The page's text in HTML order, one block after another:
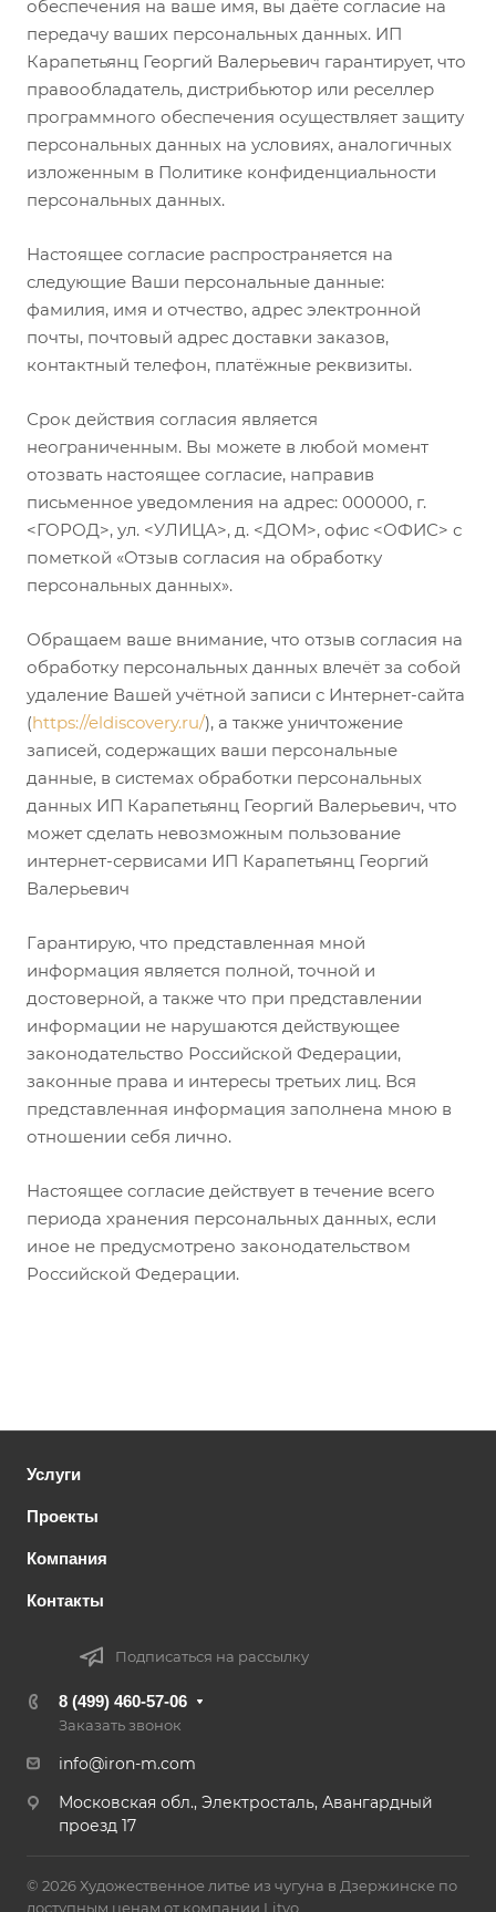
обеспечения на ваше имя, вы даёте согласие на
передачу ваших персональных данных. ИП
Карапетьянц Георгий Валерьевич гарантирует, что
правообладатель, дистрибьютор или реселлер
программного обеспечения осуществляет защиту
персональных данных на условиях, аналогичных
изложенным в Политике конфиденциальности
персональных данных.
Настоящее согласие распространяется на
следующие Ваши персональные данные:
фамилия, имя и отчество, адрес электронной
почты, почтовый адрес доставки заказов,
контактный телефон, платёжные реквизиты.
Срок действия согласия является
неограниченным. Вы можете в любой момент
отозвать настоящее согласие, направив
письменное уведомления на адрес: 000000, г.
<ГОРОД>, ул. <УЛИЦА>, д. <ДОМ>, офис <ОФИС> с
пометкой «Отзыв согласия на обработку
персональных данных».
Обращаем ваше внимание, что отзыв согласия на
обработку персональных данных влечёт за собой
удаление Вашей учётной записи с Интернет-сайта
(https://eldiscovery.ru/), а также уничтожение
записей, содержащих ваши персональные
данные, в системах обработки персональных
данных ИП Карапетьянц Георгий Валерьевич, что
может сделать невозможным пользование
интернет-сервисами ИП Карапетьянц Георгий
Валерьевич
Гарантирую, что представленная мной
информация является полной, точной и
достоверной, а также что при представлении
информации не нарушаются действующее
законодательство Российской Федерации,
законные права и интересы третьих лиц. Вся
представленная информация заполнена мною в
отношении себя лично.
Настоящее согласие действует в течение всего
периода хранения персональных данных, если
иное не предусмотрено законодательством
Российской Федерации.
Услуги
Проекты
Компания
Контакты
Подписаться на рассылку
8 (499) 460-57-06
Заказать звонок
info@iron-m.com
Московская обл., Электросталь, Авангардный
проезд 17
© 2026 Художественное литье из чугуна в Дзержинске по
доступным ценам от компании Lityo.